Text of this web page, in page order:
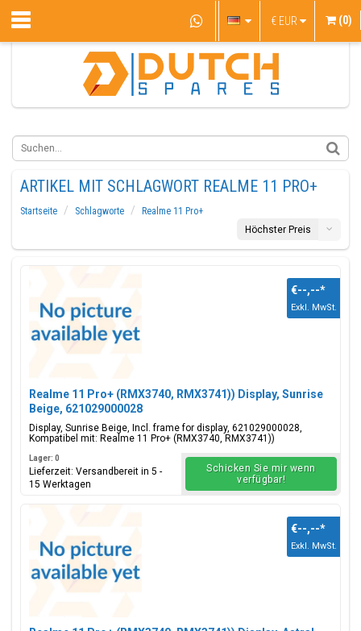
€ EUR (0)
ARTIKEL MIT SCHLAGWORT REALME 11 PRO+
Startseite Schlagworte
Realme 11 Pro+
Höchster Preis
Realme 11 Pro+ (RMX3740, RMX3741)) Display, Sunrise
Beige, 621029000028
Display, Sunrise Beige, Incl. frame for display, 621029000028,
Kompatibel mit: Realme 11 Pro+ (RMX3740, RMX3741))
€--,--*
Exkl. MwSt.
Lager: 0
Lieferzeit: Versandbereit in 5 -
15 Werktagen
Schicken Sie mir wenn
verfügbar!
€--,--*
Exkl. MwSt.